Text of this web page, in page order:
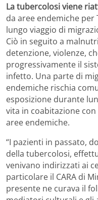
La tubercolosi viene
da aree endemiche per
lungo viaggio di
Ciò in seguito a
detenzione, violenze,
progressivamente il
infetto. Una parte di
endemiche rischia
esposizione durante
vita in coabitazione
aree endemiche.
“I pazienti in passato,
della tubercolosi,
venivano indirizzati ai
particolare il CARA di
presente ne curava il